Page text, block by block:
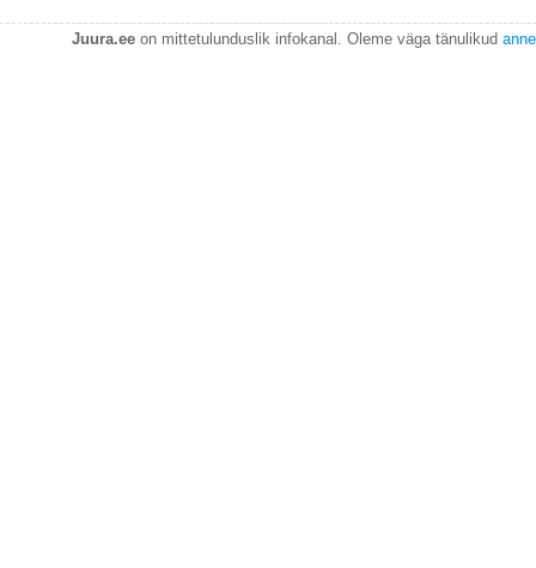
Juura.eeon mittetulunduslik infokanal. Oleme väga tänulikud